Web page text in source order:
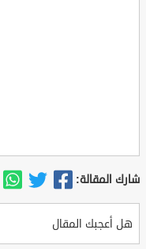
شارك المقالة:
هل أعجبك المقال